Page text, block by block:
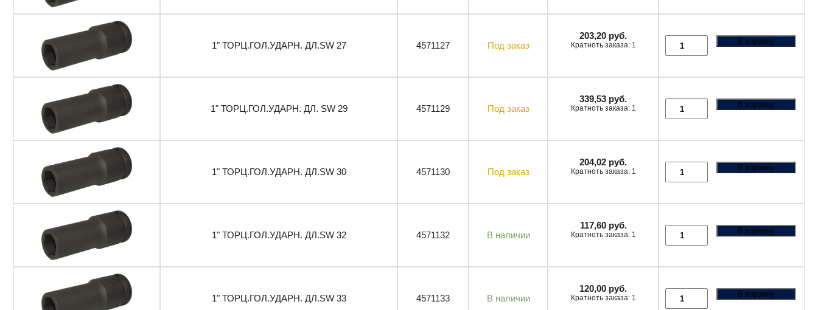
1" ТОРЦ.ГОЛ.УДАРН. ДЛ.SW 27 4571127 Под заказ
203,20 руб.
Кратноть заказа: 1 В корзину
1" ТОРЦ.ГОЛ.УДАРН. ДЛ. SW 29 4571129 Под заказ
339,53 руб.
Кратноть заказа: 1 В корзину
1" ТОРЦ.ГОЛ.УДАРН. ДЛ.SW 30 4571130 Под заказ
204,02 руб.
Кратноть заказа: 1 В корзину
1" ТОРЦ.ГОЛ.УДАРН. ДЛ.SW 32 4571132 В наличии
117,60 руб.
Кратноть заказа: 1 В корзину
1" ТОРЦ.ГОЛ.УДАРН. ДЛ.SW 33 4571133 В наличии
120,00 руб.
Кратноть заказа: 1 В корзину